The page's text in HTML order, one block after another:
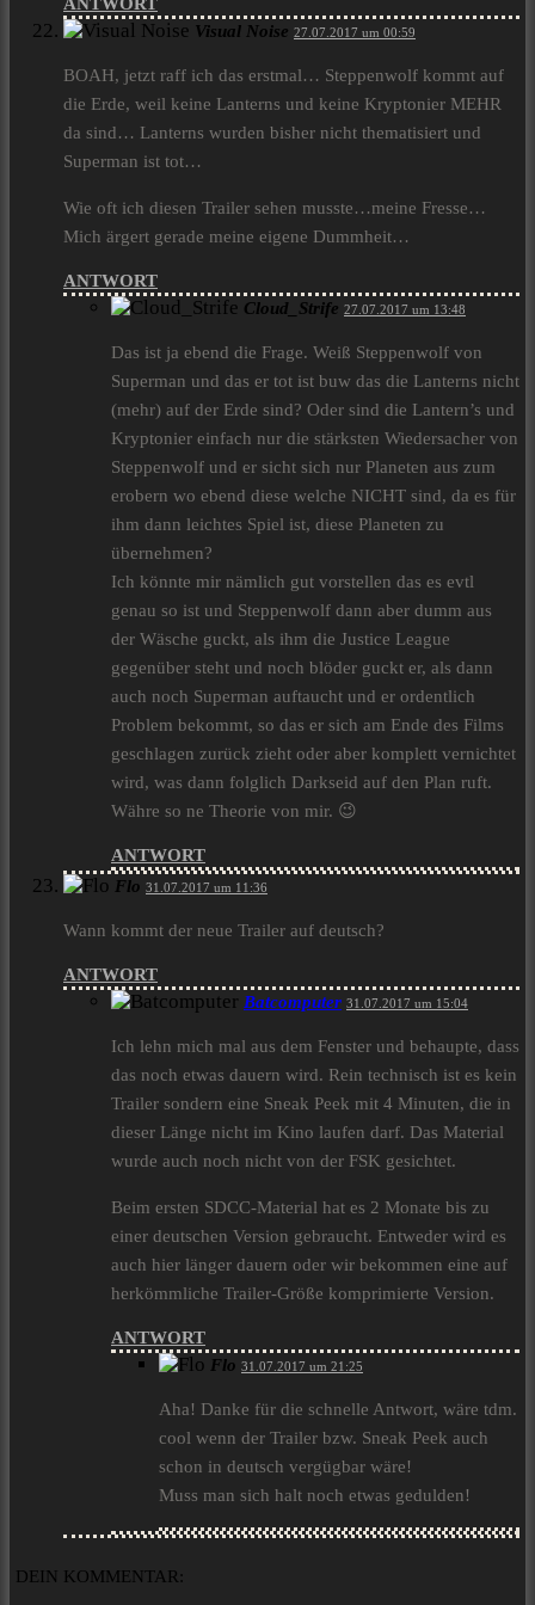
ANTWORT
Visual Noise 27.07.2017 um 00:59
BOAH, jetzt raff ich das erstmal… Steppenwolf kommt auf
die Erde, weil keine Lanterns und keine Kryptonier MEHR
da sind… Lanterns wurden bisher nicht thematisiert und
Superman ist tot…
Wie oft ich diesen Trailer sehen musste…meine Fresse…
Mich ärgert gerade meine eigene Dummheit…
ANTWORT
Cloud_Strife 27.07.2017 um 13:48
Das ist ja ebend die Frage. Weiß Steppenwolf von
Superman und das er tot ist buw das die Lanterns nicht
(mehr) auf der Erde sind? Oder sind die Lantern’s und
Kryptonier einfach nur die stärksten Wiedersacher von
Steppenwolf und er sicht sich nur Planeten aus zum
erobern wo ebend diese welche NICHT sind, da es für
ihm dann leichtes Spiel ist, diese Planeten zu
übernehmen?
Ich könnte mir nämlich gut vorstellen das es evtl
genau so ist und Steppenwolf dann aber dumm aus
der Wäsche guckt, als ihm die Justice League
gegenüber steht und noch blöder guckt er, als dann
auch noch Superman auftaucht und er ordentlich
Problem bekommt, so das er sich am Ende des Films
geschlagen zurück zieht oder aber komplett vernichtet
wird, was dann folglich Darkseid auf den Plan ruft.
Währe so ne Theorie von mir. 😉
ANTWORT
Flo 31.07.2017 um 11:36
Wann kommt der neue Trailer auf deutsch?
ANTWORT
Batcomputer 31.07.2017 um 15:04
Ich lehn mich mal aus dem Fenster und behaupte, dass
das noch etwas dauern wird. Rein technisch ist es kein
Trailer sondern eine Sneak Peek mit 4 Minuten, die in
dieser Länge nicht im Kino laufen darf. Das Material
wurde auch noch nicht von der FSK gesichtet.
Beim ersten SDCC-Material hat es 2 Monate bis zu
einer deutschen Version gebraucht. Entweder wird es
auch hier länger dauern oder wir bekommen eine auf
herkömmliche Trailer-Größe komprimierte Version.
ANTWORT
Flo 31.07.2017 um 21:25
Aha! Danke für die schnelle Antwort, wäre tdm.
cool wenn der Trailer bzw. Sneak Peek auch
schon in deutsch vergügbar wäre!
Muss man sich halt noch etwas gedulden!
DEIN KOMMENTAR: